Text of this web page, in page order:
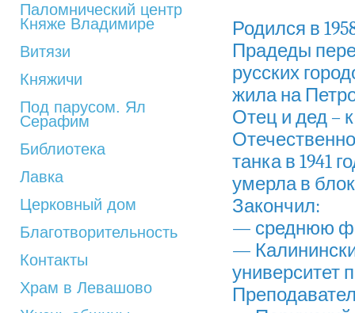
Паломнический центр
Княже Владимире
Витязи
Княжичи
Под парусом. Ял
Серафим
Библиотека
Лавка
Церковный дом
Благотворительность
Контакты
Храм в Левашово
Родился в
Прадеды
русских
жила на
Отец и дед –
танка в 1941
умерла в
Закончил:
— среднюю
—
университет